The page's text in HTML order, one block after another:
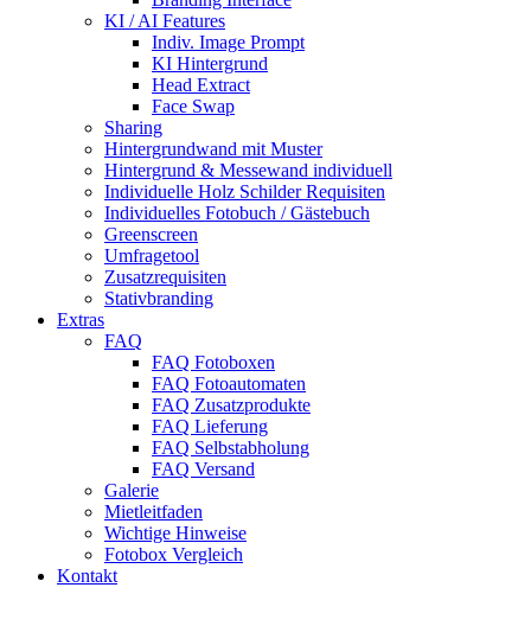
KI / AI Features
Indiv. Image Prompt
KI Hintergrund
Head Extract
Face Swap
Sharing
Hintergrundwand mit Muster
Hintergrund & Messewand individuell
Individuelle Holz Schilder Requisiten
Individuelles Fotobuch / Gästebuch
Greenscreen
Umfragetool
Zusatzrequisiten
Stativbranding
Extras
FAQ
FAQ Fotoboxen
FAQ Fotoautomaten
FAQ Zusatzprodukte
FAQ Lieferung
FAQ Selbstabholung
FAQ Versand
Galerie
Mietleitfaden
Wichtige Hinweise
Fotobox Vergleich
Kontakt